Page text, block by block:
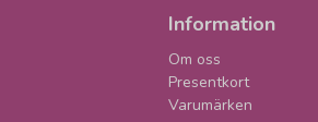
Information
Om oss
Presentkort
Varumärken